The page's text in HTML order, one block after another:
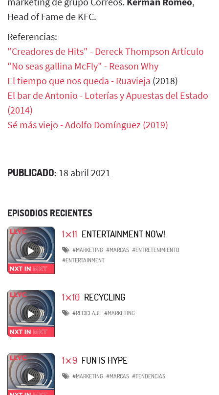
Head of Fame de KFC.
Referencias:
"Creadores de Hits" - Dereck Thompson Artículo
"No seas gallina McFly" - Reason Why
El tiempo que nos queda - Ruavieja (2018)
El bar de Antonio - Loterías y Apuestas del Estado
(2014)
Sé más viejo - Adolfo Domínguez (2019)
PUBLICADO: 18 abril 2021
EPISODIOS RECIENTES
1⨯11 ENTERTAINMENT NOW!
#MARKETING #MARCAS #ENTRETENIMIENTO
#ENTERTAINMENT
1⨯10 RECYCLING
#RECICLAJE #MARKETING
1⨯9 FUN IS HYPE
#MARKETING #MARCAS #TENDENCIAS